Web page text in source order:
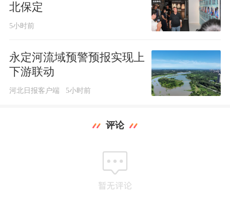
北保定
5小时前
永定河流域预警预报实现上
下游联动
河北日报客户端 5小时前
评论